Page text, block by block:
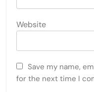
Website
Save my name,
for the next time I